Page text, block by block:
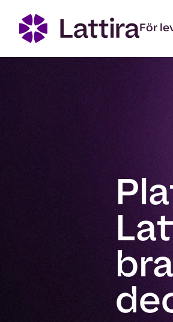
För